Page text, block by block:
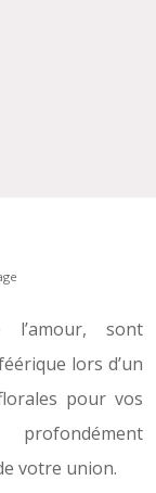
l’amour, sont
lors d’un
pour vos
votre union.